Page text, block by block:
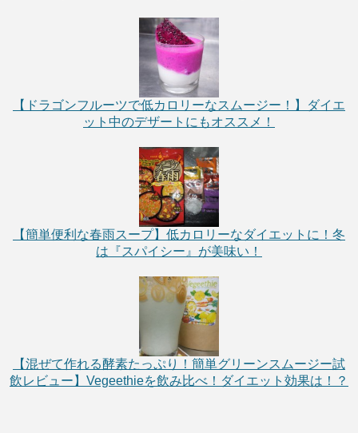
【ドラゴンフルーツで低カロリーなスムージー！】ダイエ
ット中のデザートにもオススメ！
【簡単便利な春雨スープ】低カロリーなダイエットに！冬
は『スパイシー』が美味い！
【混ぜて作れる酵素たっぷり！簡単グリーンスムージー試
飲レビュー】Vegeethieを飲み比べ！ダイエット効果は！？